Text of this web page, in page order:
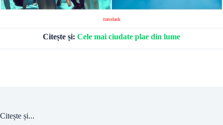
travelask
Citește și: Cele mai ciudate plae din lume
Citește și...